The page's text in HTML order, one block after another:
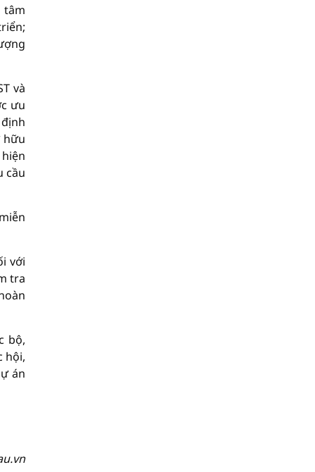
tâm
và
ưu
hữu
cầu
với
tra
bộ,
hội,
án